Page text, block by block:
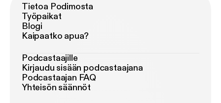
Tietoa Podimosta
Työpaikat
Blogi
Kaipaatko apua?
Podcastaajille
Kirjaudu sisään podcastaajana
Podcastaajan FAQ
Yhteisön säännöt